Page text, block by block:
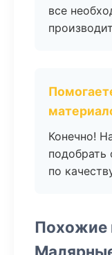
все
Конечно!
подобрать
по
Похожие